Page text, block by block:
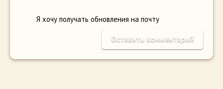
Я хочу получать обновления на почту